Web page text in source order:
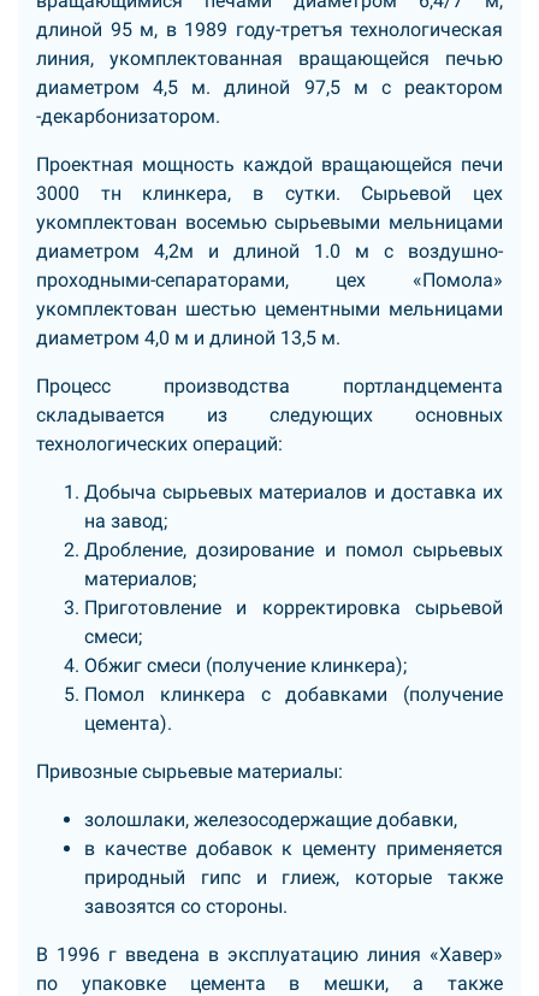
длиной 95 м, в 1989 году-третъя технологическая
линия, укомплектованная вращающейся печью
диаметром 4,5 м. длиной 97,5 м с реактором
-декарбонизатором.
Проектная мощность каждой вращающейся печи
3000 тн клинкера, в сутки. Сырьевой цех
укомплектован восемью сырьевыми мельницами
диаметром 4,2м и длиной 1.0 м с воздушно-
проходными-сепараторами, цех «Помола»
укомплектован шестью цементными мельницами
диаметром 4,0 м и длиной 13,5 м.
Процесс производства портландцемента
складывается из следующих основных
технологических операций:
Добыча сырьевых материалов и доставка их
на завод;
Дробление, дозирование и помол сырьевых
материалов;
Приготовление и корректировка сырьевой
смеси;
Обжиг смеси (получение клинкера);
Помол клинкера с добавками (получение
цемента).
Привозные сырьевые материалы:
золошлаки, железосодержащие добавки,
в качестве добавок к цементу применяется
природный гипс и глиеж, которые также
завозятся со стороны.
В 1996 г введена в эксплуатацию линия «Хавер»
по упаковке цемента в мешки, а также